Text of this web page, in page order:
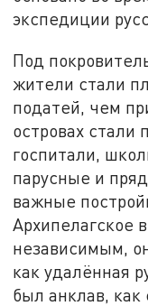
экспедиции
Под
жители стали
податей, чем
островах стали
госпитали,
парусные и
важные
Архипелагское
независимым,
как удалённая
был анклав, как